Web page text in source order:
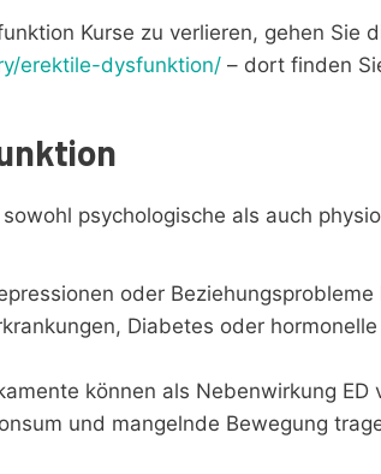
Kurse zu verlieren, gehen Sie
erektile-dysfunktion/ – dort finden
psychologische als auch
oder Beziehungsprobleme
Diabetes oder
können als Nebenwirkung ED
und mangelnde Bewegung